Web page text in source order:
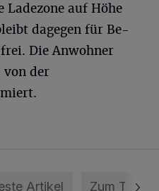
Ladezone auf Höhe
dagegen für Be-
Die Anwohner
von der
Artikel Zum Thema